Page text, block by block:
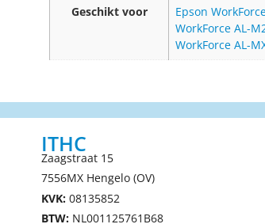
Geschikt voor
Epson
WorkForce AL-
WorkForce AL-
ITHC
Zaagstraat 15
7556MX Hengelo (OV)
KVK: 08135852
BTW: NL001125761B68